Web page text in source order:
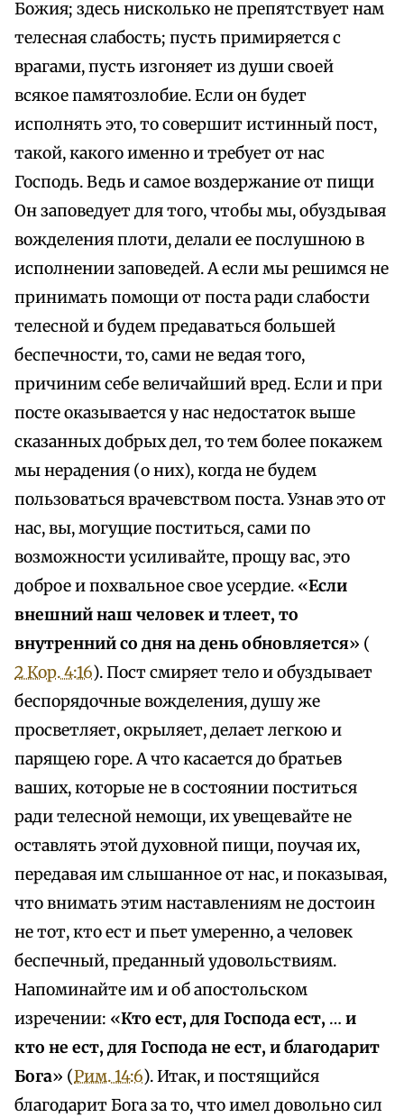
Божия; здесь нисколько не препятствует нам
телесная слабость; пусть примиряется с
врагами, пусть изгоняет из души своей
всякое памятозлобие. Если он будет
исполнять это, то совершит истинный пост,
такой, какого именно и требует от нас
Господь. Ведь и самое воздержание от пищи
Он заповедует для того, чтобы мы, обуздывая
вожделения плоти, делали ее послушною в
исполнении заповедей. А если мы решимся не
принимать помощи от поста ради слабости
телесной и будем предаваться большей
беспечности, то, сами не ведая того,
причиним себе величайший вред. Если и при
посте оказывается у нас недостаток выше
сказанных добрых дел, то тем более покажем
мы нерадения (о них), когда не будем
пользоваться врачевством поста. Узнав это от
нас, вы, могущие поститься, сами по
возможности усиливайте, прощу вас, это
доброе и похвальное свое усердие. «Если
внешний наш человек и тлеет, то
внутренний со дня на день обновляется» (
2 Кор. 4:16). Пост смиряет тело и обуздывает
беспорядочные вожделения, душу же
просветляет, окрыляет, делает легкою и
парящею горе. А что касается до братьев
ваших, которые не в состоянии поститься
ради телесной немощи, их увещевайте не
оставлять этой духовной пищи, поучая их,
передавая им слышанное от нас, и показывая,
что внимать этим наставлениям не достоин
не тот, кто ест и пьет умеренно, а человек
беспечный, преданный удовольствиям.
Напоминайте им и об апостольском
изречении: «Кто ест, для Господа ест, … и
кто не ест, для Господа не ест, и благодарит
Бога» (Рим. 14:6). Итак, и постящийся
благодарит Бога за то, что имел довольно сил